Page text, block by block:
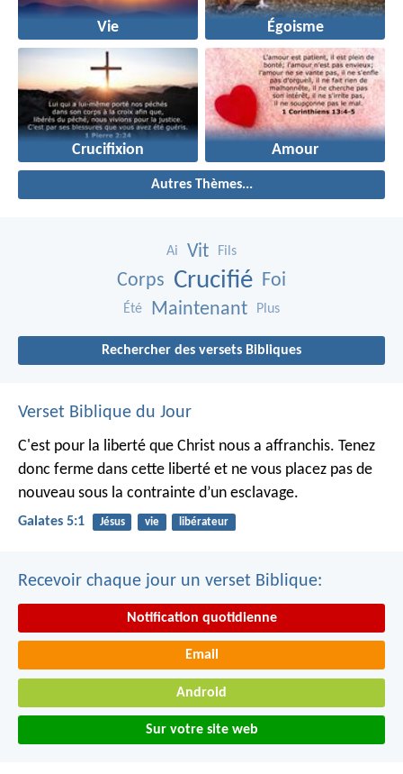
Vie Égoisme
Crucifixion Amour
Autres Thèmes...
Ai Vit Fils
Corps Crucifié Foi
Été Maintenant Plus
Rechercher des versets Bibliques
Verset Biblique du Jour
C'est pour la liberté que Christ nous a affranchis. Tenez
donc ferme dans cette liberté et ne vous placez pas de
nouveau sous la contrainte d’un esclavage.
Galates 5:1 Jésus vie libérateur
Recevoir chaque jour un verset Biblique:
Notification quotidienne
Email
Android
Sur votre site web